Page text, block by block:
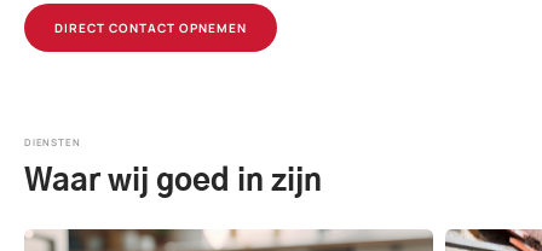
DIRECT CONTACT OPNEMEN
DIENSTEN
Waar wij goed in zijn